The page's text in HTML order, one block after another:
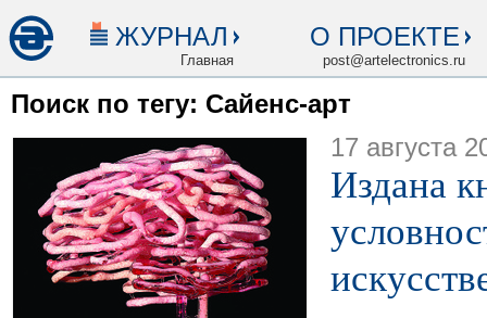
ЖУРНАЛ
Главная
О ПРОЕКТЕ
post@artelectronics.ru
Поиск по тегу: Сайенс-арт
17 августа
Издана